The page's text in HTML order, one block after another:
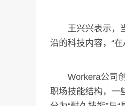
王兴兴表示，当
沿的科技内容，“
Workera公司创
职场技能结构，一